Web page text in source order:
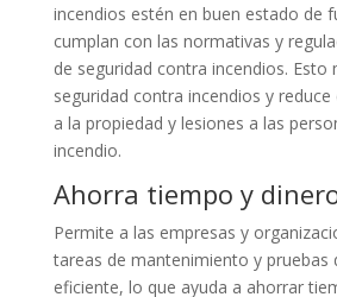
incendios estén en buen estado de
cumplan con las normativas y
de seguridad contra incendios. Esto
seguridad contra incendios y
a la propiedad y lesiones a las
incendio.
Ahorra tiempo y
Permite a las empresas y
tareas de mantenimiento y pruebas
eficiente, lo que ayuda a ahorrar